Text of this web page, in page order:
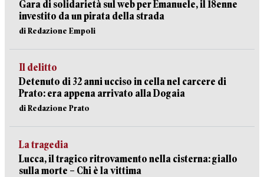
Gara di solidarietà sul web per Emanuele, il 18enne
investito da un pirata della strada
di Redazione Empoli
Il delitto
Detenuto di 32 anni ucciso in cella nel carcere di
Prato: era appena arrivato alla Dogaia
di Redazione Prato
La tragedia
Lucca, il tragico ritrovamento nella cisterna: giallo
sulla morte – Chi è la vittima